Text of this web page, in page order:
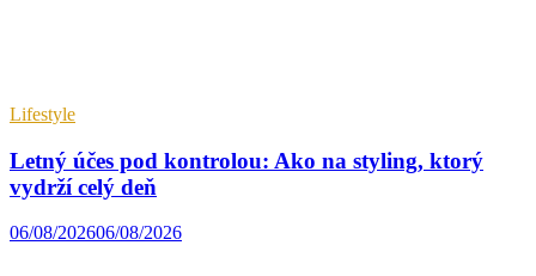
Lifestyle
Letný účes pod kontrolou: Ako na styling, ktorý
vydrží celý deň
06/08/202606/08/2026